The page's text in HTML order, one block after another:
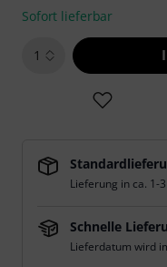
Sofort lieferbar
1
Lieferung in ca. 1-
Schnelle
Lieferdatum wird